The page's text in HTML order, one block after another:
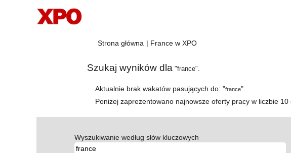
Strona główna | France w XPO(bieżąca
Szukaj wyników dla "france".
Aktualnie brak wakatów pasujących do: "france".
Poniżej zaprezentowano najnowsze oferty pracy w liczbie 10
Wyszukiwanie według słów kluczowych